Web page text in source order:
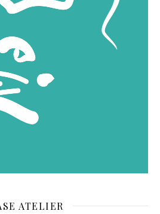
ATELIER